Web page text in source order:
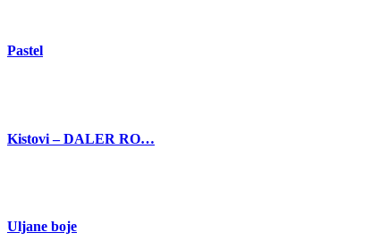
Pastel
Kistovi – DALER RO…
Uljane boje